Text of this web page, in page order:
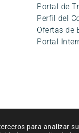
Portal de
Perfil del
Ofertas de
Portal
para analizar